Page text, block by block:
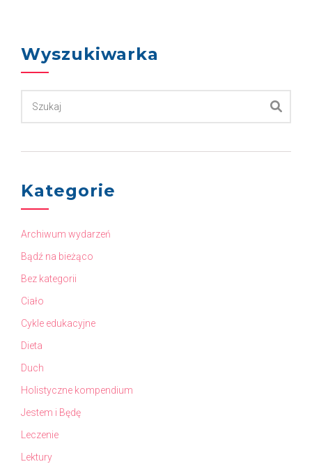
Wyszukiwarka
Kategorie
Archiwum wydarzeń
Bądź na bieżąco
Bez kategorii
Ciało
Cykle edukacyjne
Dieta
Duch
Holistyczne kompendium
Jestem i Będę
Leczenie
Lektury